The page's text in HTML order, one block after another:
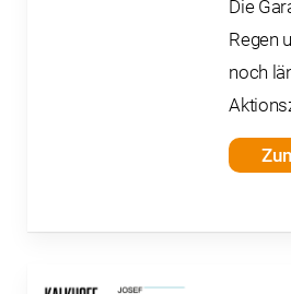
Die
Regen
noch